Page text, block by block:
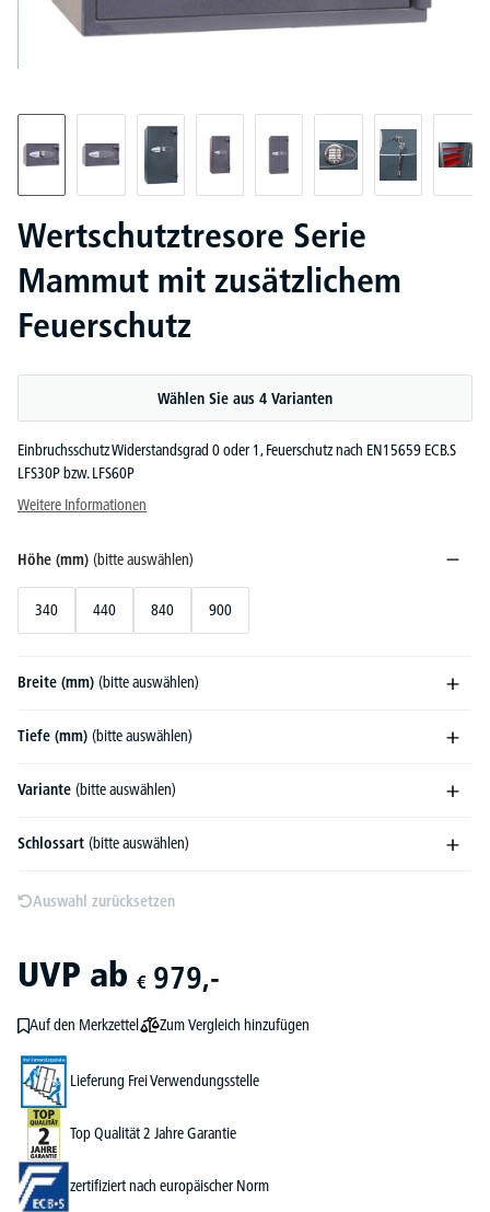
Wertschutztresore Serie
Mammut mit zusätzlichem
Feuerschutz
Wählen Sie aus 4 Varianten
Einbruchsschutz Widerstandsgrad 0 oder 1, Feuerschutz nach EN15659 ECB.S
LFS30P bzw. LFS60P
Weitere Informationen
Höhe (mm) (bitte auswählen)
340 440 840 900
Breite (mm) (bitte auswählen)
Tiefe (mm) (bitte auswählen)
Variante (bitte auswählen)
Schlossart (bitte auswählen)
Auswahl zurücksetzen
UVP ab € 979,-
Auf den Merkzettel Zum Vergleich hinzufügen
Lieferung Frei Verwendungsstelle
Top Qualität 2 Jahre Garantie
zertifiziert nach europäischer Norm